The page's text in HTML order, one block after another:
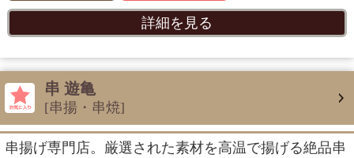
詳細を見る
串 遊亀
[串揚・串焼]
串揚げ専門店。厳選された素材を高温で揚げる絶品串